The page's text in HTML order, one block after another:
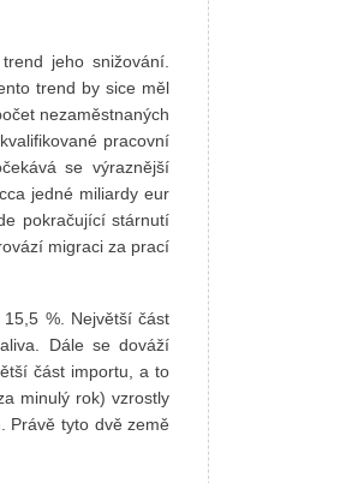
jeho snižování.
trend by sice měl
nezaměstnaných
pracovní
se výraznější
jedné miliardy eur
pokračující stárnutí
migraci za prací
%. Největší část
Dále se dováží
část importu, a to
minulý rok) vzrostly
Právě tyto dvě země